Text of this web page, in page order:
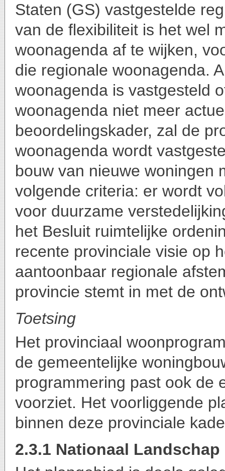
Staten (GS) vastgestelde
van de flexibiliteit is het wel
woonagenda af te wijken,
die regionale woonagenda.
woonagenda is vastgesteld
woonagenda niet meer
beoordelingskader, zal de
woonagenda wordt
bouw van nieuwe woningen
volgende criteria: er wordt
voor duurzame
het Besluit ruimtelijke
recente provinciale visie op
aantoonbaar regionale
provincie stemt in met de
Toetsing
Het provinciaal
de gemeentelijke
programmering past ook de
voorziet. Het voorliggende
binnen deze provinciale
2.3.1 Nationaal Landschap